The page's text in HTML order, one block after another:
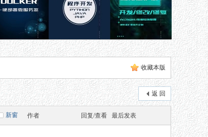
收藏本版
返 回
新窗 作者 回复/查看 最后发表